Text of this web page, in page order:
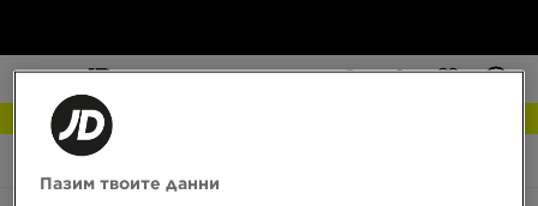
Пазим твоите данни